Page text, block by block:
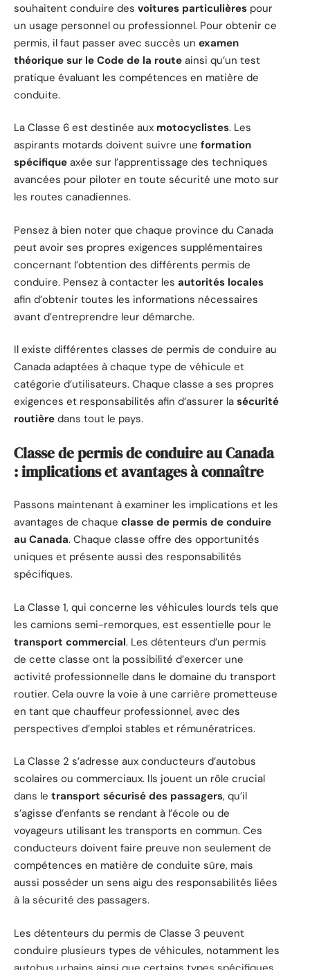
souhaitent conduire des voitures particulières pour
un usage personnel ou professionnel. Pour obtenir ce
permis, il faut passer avec succès un examen
théorique sur le Code de la route ainsi qu’un test
pratique évaluant les compétences en matière de
conduite.
La Classe 6 est destinée aux motocyclistes. Les
aspirants motards doivent suivre une formation
spécifique axée sur l’apprentissage des techniques
avancées pour piloter en toute sécurité une moto sur
les routes canadiennes.
Pensez à bien noter que chaque province du Canada
peut avoir ses propres exigences supplémentaires
concernant l’obtention des différents permis de
conduire. Pensez à contacter les autorités locales
afin d’obtenir toutes les informations nécessaires
avant d’entreprendre leur démarche.
Il existe différentes classes de permis de conduire au
Canada adaptées à chaque type de véhicule et
catégorie d’utilisateurs. Chaque classe a ses propres
exigences et responsabilités afin d’assurer la sécurité
routière dans tout le pays.
Classe de permis de conduire au Canada
: implications et avantages à connaître
Passons maintenant à examiner les implications et les
avantages de chaque classe de permis de conduire
au Canada. Chaque classe offre des opportunités
uniques et présente aussi des responsabilités
spécifiques.
La Classe 1, qui concerne les véhicules lourds tels que
les camions semi-remorques, est essentielle pour le
transport commercial. Les détenteurs d’un permis
de cette classe ont la possibilité d’exercer une
activité professionnelle dans le domaine du transport
routier. Cela ouvre la voie à une carrière prometteuse
en tant que chauffeur professionnel, avec des
perspectives d’emploi stables et rémunératrices.
La Classe 2 s’adresse aux conducteurs d’autobus
scolaires ou commerciaux. Ils jouent un rôle crucial
dans le transport sécurisé des passagers, qu’il
s’agisse d’enfants se rendant à l’école ou de
voyageurs utilisant les transports en commun. Ces
conducteurs doivent faire preuve non seulement de
compétences en matière de conduite sûre, mais
aussi posséder un sens aigu des responsabilités liées
à la sécurité des passagers.
Les détenteurs du permis de Classe 3 peuvent
conduire plusieurs types de véhicules, notamment les